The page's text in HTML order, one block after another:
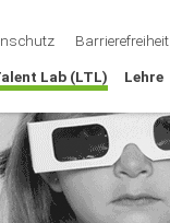
Barrierefreiheit
Lab (LTL) Lehre